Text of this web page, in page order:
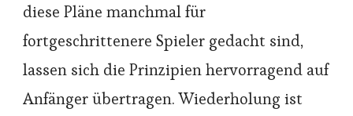
diese Pläne manchmal für
fortgeschrittenere Spieler gedacht sind,
lassen sich die Prinzipien hervorragend auf
Anfänger übertragen. Wiederholung ist